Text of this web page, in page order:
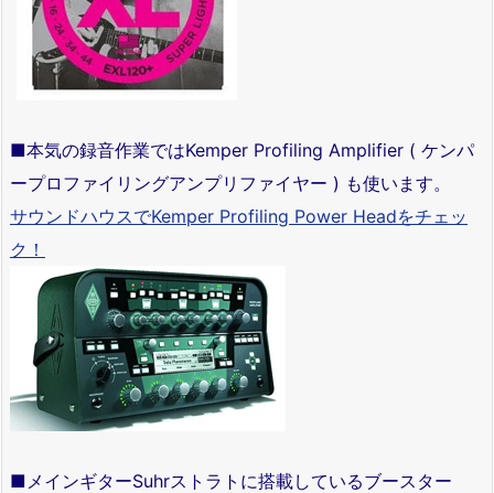
■本気の録音作業ではKemper Profiling Amplifier ( ケンパ
ープロファイリングアンプリファイヤー ) も使います。
サウンドハウスでKemper Profiling Power Headをチェッ
ク！
■メインギターSuhrストラトに搭載しているブースター